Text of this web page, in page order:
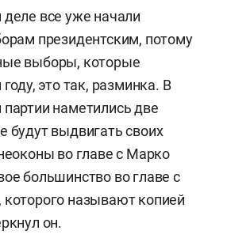
все уже начали
президентским, потому
выборы, которые
это так, разминка. В
партии наметились две
будут выдвигать своих
во главе с Марко
большинство во главе с
называют копией
он.